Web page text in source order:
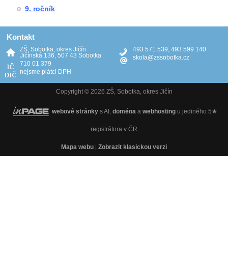
9. ročník
Kontakt
ZŠ, Sobotka, okres Jičín
Jičínská 136, 507 43 Sobotka
710 01 379
nejsme plátci DPH
493 571 539, 493 599 140
skola@zssobotka.cz
Copyright © 2026 ZŠ, Sobotka, okres Jičín
webové stránky s AI, doména a webhosting u jediného 5★
registrátora v ČR
Mapa webu Zobrazit klasickou verzi